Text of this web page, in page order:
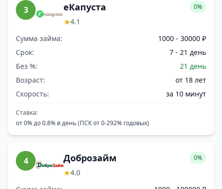
3 еКапуста
★4.1
0%
Сумма займа:
1000 - 30000 ₽
Срок:
7 - 21 день
Без %:
21 день
Возраст:
от 18 лет
Скорость:
за 10 минут
Ставка:
от 0% до 0.8% в день (ПСК от 0-292% годовых)
4 Доброзайм
★4.0
0%